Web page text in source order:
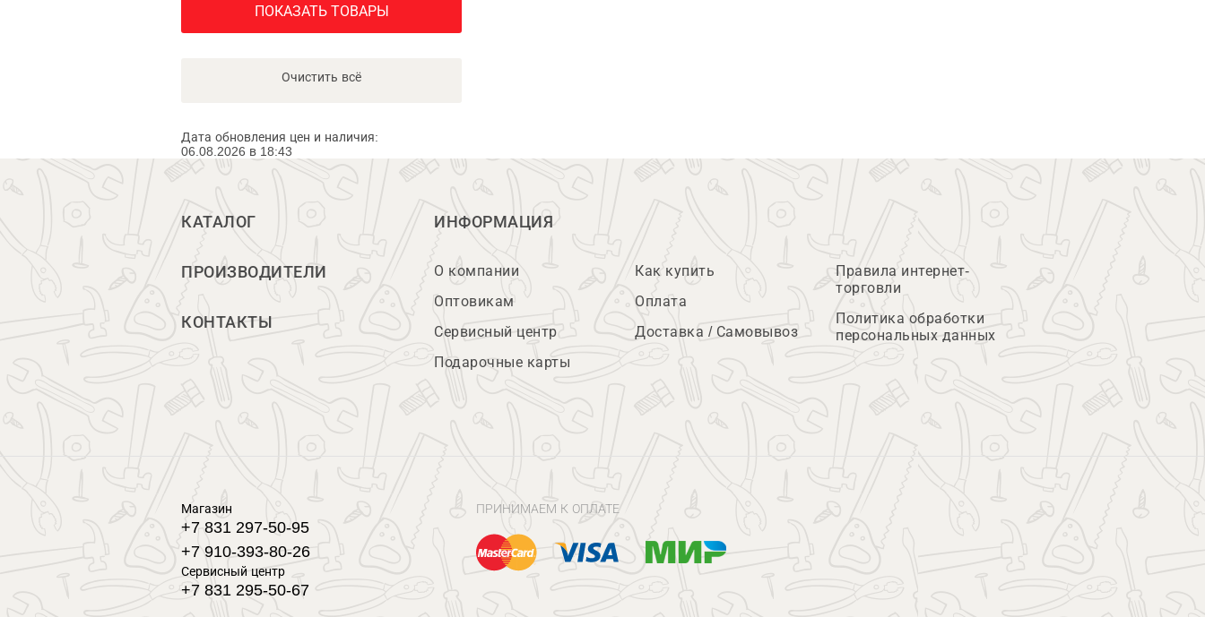
ПОКАЗАТЬ ТОВАРЫ
Очистить всё
Дата обновления цен и наличия:
06.08.2026 в 18:43
КАТАЛОГ
ПРОИЗВОДИТЕЛИ
КОНТАКТЫ
ИНФОРМАЦИЯ
О компании
Оптовикам
Сервисный центр
Подарочные карты
Как купить
Оплата
Доставка / Самовывоз
Правила интернет-
торговли
Политика обработки
персональных данных
Магазин
+7 831 297-50-95
+7 910-393-80-26
Сервисный центр
+7 831 295-50-67
ПРИНИМАЕМ К ОПЛАТЕ